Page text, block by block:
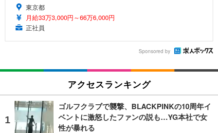
東京都
月給33万3,000円～66万6,000円
正社員
Sponsored by
アクセスランキング
ゴルフクラブで襲撃、BLACKPINKの10周年イ
ベントに激怒したファンの説も…YG本社で女
性が暴れる